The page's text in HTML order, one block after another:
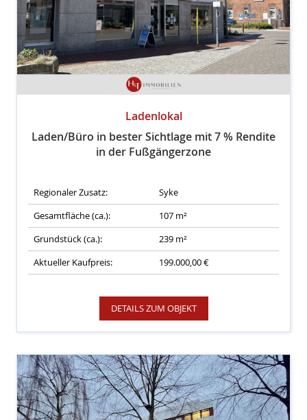
Ladenlokal
Laden/Büro in bester Sichtlage mit 7 % Rendite
in der Fußgängerzone
Regionaler Zusatz:
Syke
Gesamtfläche (ca.):
107 m²
Grundstück (ca.):
239 m²
Aktueller Kaufpreis:
199.000,00 €
DETAILS ZUM OBJEKT